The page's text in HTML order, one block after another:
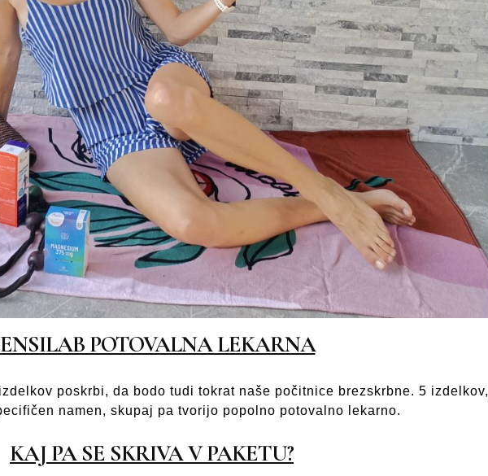
POTOVALNA LEKARNA
poskrbi, da bodo tudi tokrat naše počitnice brezskrbne. 5 izdelkov,
namen, skupaj pa tvorijo popolno potovalno lekarno.
KAJ PA SE SKRIVA V PAKETU?